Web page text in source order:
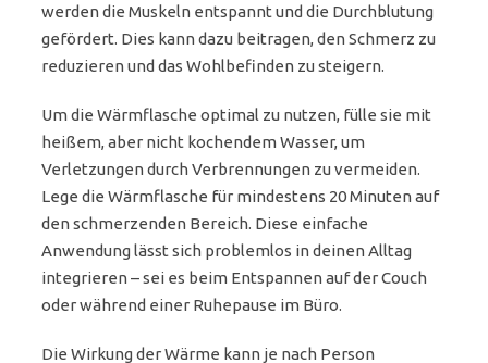
werden die Muskeln entspannt und die Durchblutung
gefördert. Dies kann dazu beitragen, den Schmerz zu
reduzieren und das Wohlbefinden zu steigern.
Um die Wärmflasche optimal zu nutzen, fülle sie mit
heißem, aber nicht kochendem Wasser, um
Verletzungen durch Verbrennungen zu vermeiden.
Lege die Wärmflasche für mindestens 20 Minuten auf
den schmerzenden Bereich. Diese einfache
Anwendung lässt sich problemlos in deinen Alltag
integrieren – sei es beim Entspannen auf der Couch
oder während einer Ruhepause im Büro.
Die Wirkung der Wärme kann je nach Person